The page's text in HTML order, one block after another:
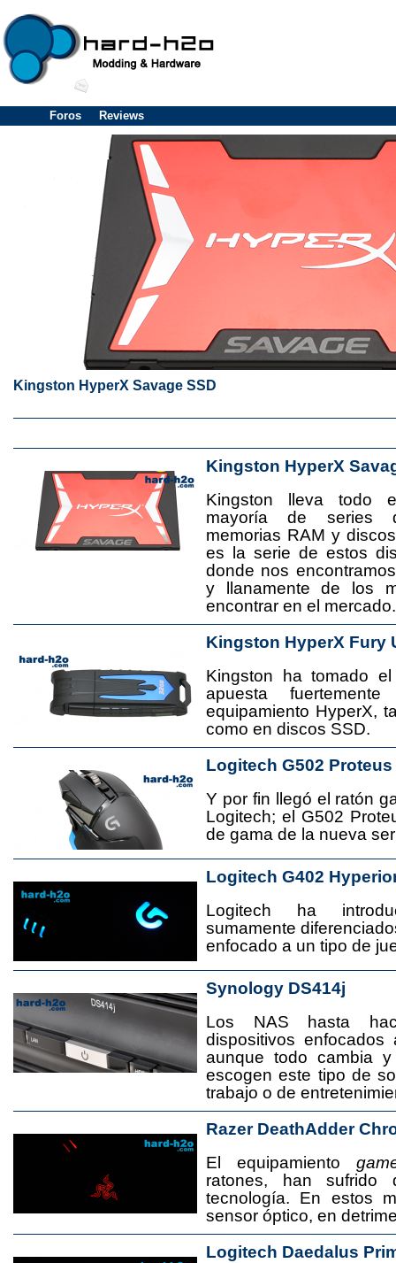
Foros Reviews
Kingston HyperX Savage SSD
Kingston HyperX
Kingston lleva todo
mayoría de series
memorias RAM y
es la serie de estos
donde nos
y llanamente de los
encontrar en el mercado.
Kingston HyperX Fury
Kingston ha tomado
apuesta
equipamiento HyperX,
como en discos SSD.
Logitech G502 Proteus
Y por fin llegó el ratón
Logitech; el G502
de gama de la nueva
Logitech G402
Logitech ha
sumamente
enfocado a un tipo de
Synology DS414j
Los NAS hasta
dispositivos
aunque todo cambia
escogen este tipo de
trabajo o de
Razer DeathAdder
El equipamiento
ratones, han sufrido
tecnología. En estos
sensor óptico, en
Logitech Daedalus